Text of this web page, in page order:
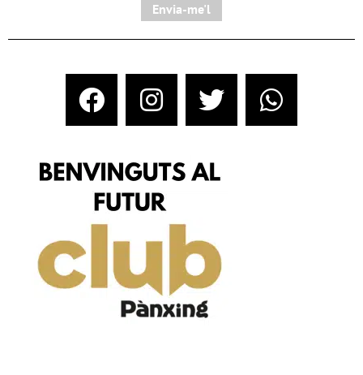
Envia-me'l